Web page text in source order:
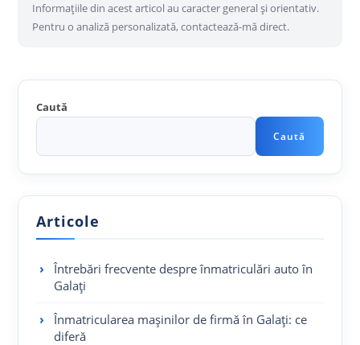
Informațiile din acest articol au caracter general și orientativ.
Pentru o analiză personalizată, contactează-mă direct.
Caută
Caută
Articole
Întrebări frecvente despre înmatriculări auto în
Galați
Înmatricularea mașinilor de firmă în Galați: ce
diferă